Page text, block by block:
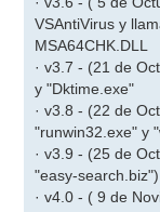
VSAntiVirus y
MSA64CHK.DLL
· v3.7 - (21 de
y "Dktime.exe"
· v3.8 - (22 de
"runwin32.exe" y
· v3.9 - (25 de
"easy-search.biz")
· v4.0 - ( 9 de